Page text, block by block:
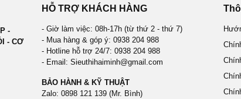
-
- CƠ
HỖ TRỢ KHÁCH HÀNG
- Giờ làm việc: 08h-17h (từ thứ 2 - thứ 7)
- Mua hàng & góp ý: 0938 204 988
- Hotline hỗ trợ 24/7: 0938 204 988
- Email: Sieuthihaiminh@gmail.com
BẢO HÀNH & KỸ THUẬT
Zalo: 0898 121 139 (Mr. Bình)